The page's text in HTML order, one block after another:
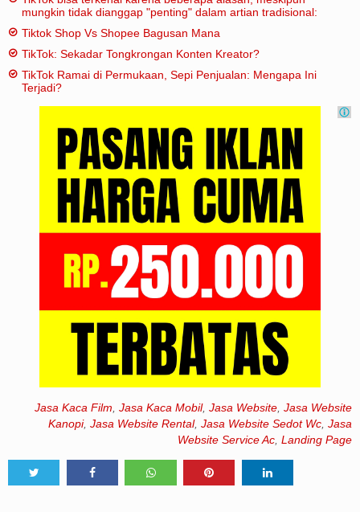
mungkin tidak dianggap "penting" dalam artian tradisional:
Tiktok Shop Vs Shopee Bagusan Mana
TikTok: Sekadar Tongkrongan Konten Kreator?
TikTok Ramai di Permukaan, Sepi Penjualan: Mengapa Ini
Terjadi?
Jasa Kaca Film Jasa Kaca Mobil, Jasa Website Jasa Website
Kanopi, Jasa Website Rental, Jasa Website Sedot Wc Jasa
Website Service Ac Landing Page